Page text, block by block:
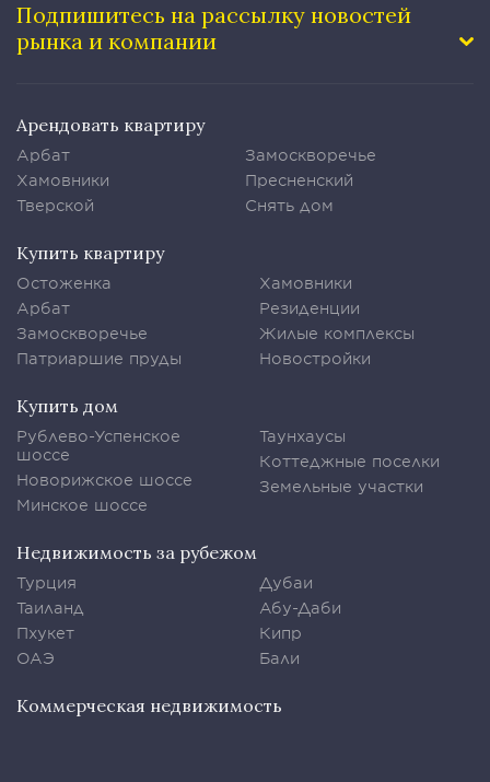
Подпишитесь на рассылку новостей
рынка и компании
Арендовать квартиру
Арбат
Хамовники
Тверской
Замоскворечье
Пресненский
Снять дом
Купить квартиру
Остоженка
Арбат
Замоскворечье
Патриаршие пруды
Хамовники
Резиденции
Жилые комплексы
Новостройки
Купить дом
Рублево-Успенское
шоссе
Новорижское шоссе
Минское шоссе
Таунхаусы
Коттеджные поселки
Земельные участки
Недвижимость за рубежом
Турция
Таиланд
Пхукет
ОАЭ
Дубаи
Абу-Даби
Кипр
Бали
Коммерческая недвижимость